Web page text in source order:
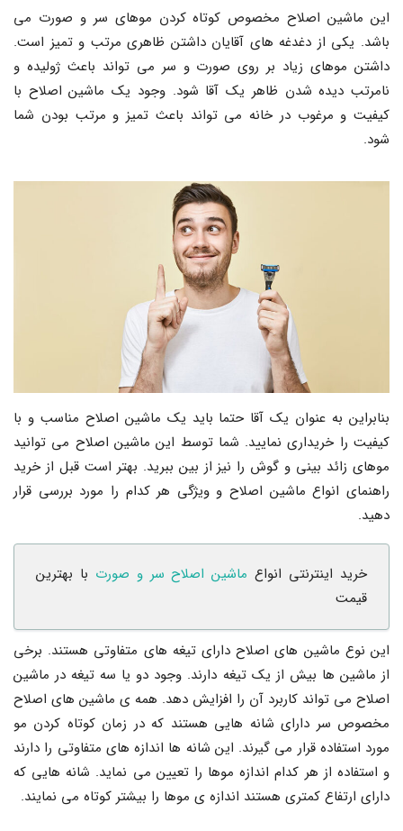
این ماشین اصلاح مخصوص کوتاه کردن موهای سر و صورت می
باشد. یکی از دغدغه های آقایان داشتن ظاهری مرتب و تمیز است.
داشتن موهای زیاد بر روی صورت و سر می تواند باعث ژولیده و
نامرتب دیده شدن ظاهر یک آقا شود. وجود یک ماشین اصلاح با
کیفیت و مرغوب در خانه می تواند باعث تمیز و مرتب بودن شما
شود.
بنابراین به عنوان یک آقا حتما باید یک ماشین اصلاح مناسب و با
کیفیت را خریداری نمایید. شما توسط این ماشین اصلاح می توانید
موهای زائد بینی و گوش را نیز از بین ببرید. بهتر است قبل از خرید
راهنمای انواع ماشین اصلاح و ویژگی هر کدام را مورد بررسی قرار
دهید.
خرید اینترنتی انواع ماشین اصلاح سر و صورت با بهترین
قیمت
این نوع ماشین های اصلاح دارای تیغه های متفاوتی هستند. برخی
از ماشین ها بیش از یک تیغه دارند. وجود دو یا سه تیغه در ماشین
اصلاح می تواند کاربرد آن را افزایش دهد. همه ی ماشین های اصلاح
مخصوص سر دارای شانه هایی هستند که در زمان کوتاه کردن مو
مورد استفاده قرار می گیرند. این شانه ها اندازه های متفاوتی را دارند
و استفاده از هر کدام اندازه موها را تعیین می نماید. شانه هایی که
دارای ارتفاع کمتری هستند اندازه ی موها را بیشتر کوتاه می نمایند.